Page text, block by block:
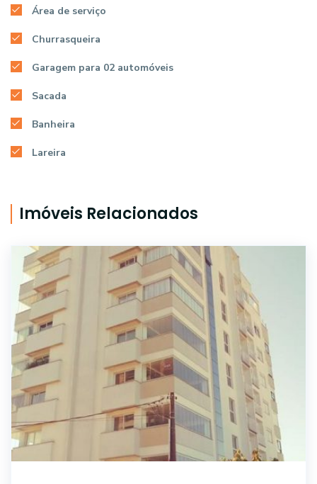
Área de serviço
Churrasqueira
Garagem para 02 automóveis
Sacada
Banheira
Lareira
Imóveis Relacionados